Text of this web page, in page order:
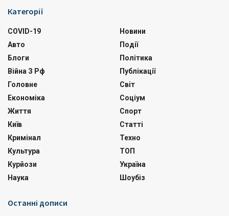
Категорії
COVID-19
Авто
Блоги
Війна З Рф
Головне
Економіка
Життя
Київ
Кримінал
Культура
Курйози
Наука
Новини
Події
Політика
Публікації
Світ
Соціум
Спорт
Статті
Техно
ТОП
Україна
Шоубіз
Останні дописи